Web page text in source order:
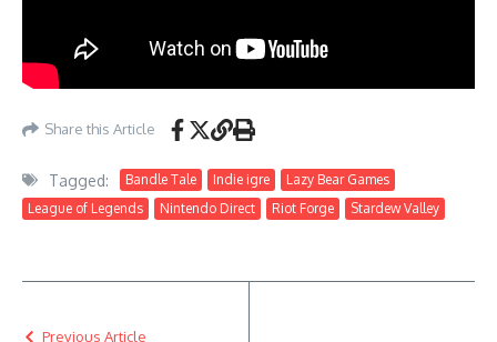
Share this Article
Tagged: Bandle Tale Indie igre
Lazy Bear Games
League of Legends
Nintendo Direct Riot Forge Stardew Valley
Previous Article